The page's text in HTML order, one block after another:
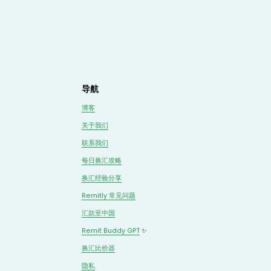
导航
博客
关于我们
联系我们
每日换汇攻略
换汇经验分享
Remitly 常见问题
汇款至中国
Remit Buddy GPT ✨
换汇比价器
隐私